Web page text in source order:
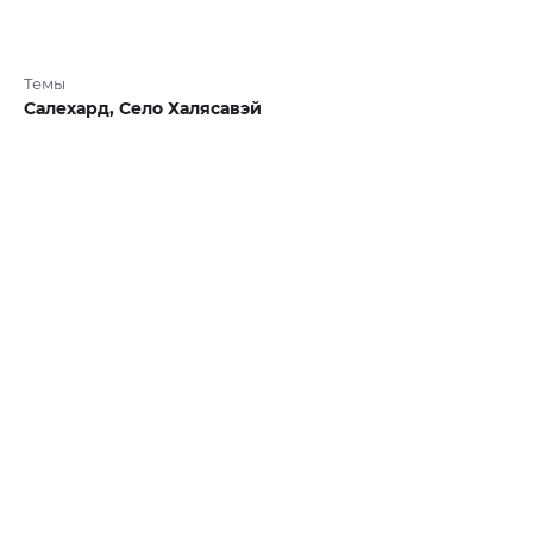
Темы
Салехард, Село Халясавэй